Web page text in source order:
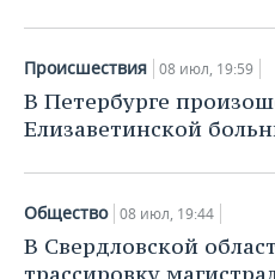
Происшествия 08 июл, 19:59
В Петербурге
Елизаветинской
Общество 08 июл, 19:44
В Свердловской